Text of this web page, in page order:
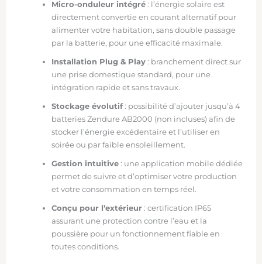
Micro-onduleur intégré : l’énergie solaire est
directement convertie en courant alternatif pour
alimenter votre habitation, sans double passage
par la batterie, pour une efficacité maximale.
Installation Plug & Play : branchement direct sur
une prise domestique standard, pour une
intégration rapide et sans travaux.
Stockage évolutif : possibilité d’ajouter jusqu’à 4
batteries Zendure AB2000 (non incluses) afin de
stocker l’énergie excédentaire et l’utiliser en
soirée ou par faible ensoleillement.
Gestion intuitive : une application mobile dédiée
permet de suivre et d’optimiser votre production
et votre consommation en temps réel.
Conçu pour l’extérieur : certification IP65
assurant une protection contre l’eau et la
poussière pour un fonctionnement fiable en
toutes conditions.